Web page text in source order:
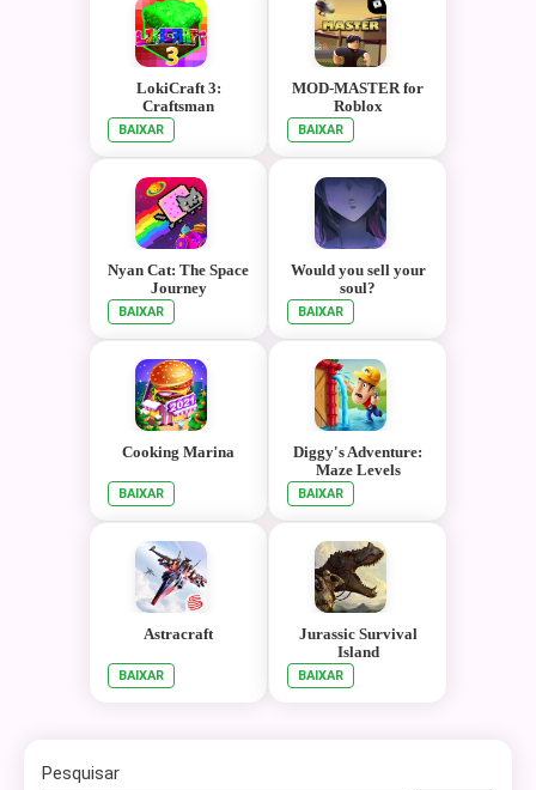
LokiCraft 3:
Craftsman
BAIXAR
MOD-MASTER for
Roblox
BAIXAR
Nyan Cat: The Space
Journey
BAIXAR
Would you sell your
soul?
BAIXAR
Cooking Marina
BAIXAR
Diggy's Adventure:
Maze Levels
BAIXAR
Astracraft
BAIXAR
Jurassic Survival
Island
BAIXAR
Pesquisar